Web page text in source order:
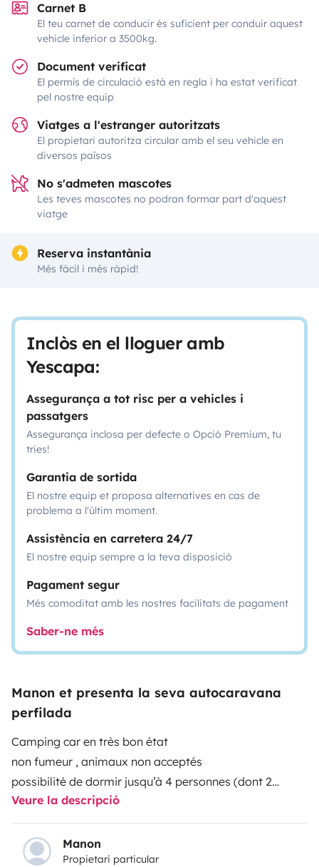
Carnet B
El teu carnet de conducir és suficient per conduir aquest
vehicle inferior a 3500kg.
Document verificat
El permís de circulació està en regla i ha estat verificat
pel nostre equip
Viatges a l'estranger autoritzats
El propietari autoritza circular amb el seu vehicle en
diversos països
No s'admeten mascotes
Les teves mascotes no podran formar part d'aquest
viatge
Reserva instantània
Més fàcil i més ràpid!
Inclòs en el lloguer amb
Yescapa:
Assegurança a tot risc per a vehicles i
passatgers
Assegurança inclosa per defecte o Opció Premium, tu
tries!
Garantia de sortida
El nostre equip et proposa alternatives en cas de
problema a l'últim moment.
Assistència en carretera 24/7
El nostre equip sempre a la teva disposició
Pagament segur
Més comoditat amb les nostres facilitats de pagament
Saber-ne més
Manon et presenta la seva autocaravana
perfilada
Camping car en très bon état
non fumeur , animaux non acceptés
possibilité de dormir jusqu’à 4 personnes (dont 2
enfants ) grand lit au fond fixe et lit dînette
nous pouvons si besoin vous mettre à disposition une
grande tente (pièce de vie et deux chambres) ou une
simple petite tente une personne
Veure la descripció
Manon
Propietari particular